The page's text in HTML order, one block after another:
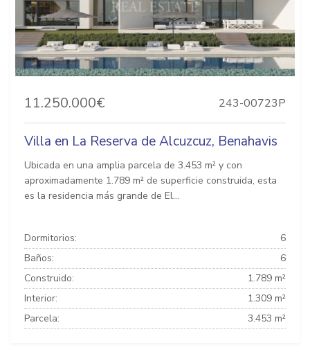
11.250.000€ 243-00723P
Villa en La Reserva de Alcuzcuz, Benahavis
Ubicada en una amplia parcela de 3.453 m² y con
aproximadamente 1.789 m² de superficie construida, esta
es la residencia más grande de El...
Dormitorios:
6
Baños:
6
Construido:
1.789 m²
Interior:
1.309 m²
Parcela:
3.453 m²